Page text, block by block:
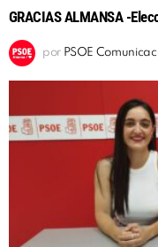
GRACIAS ALMANSA -
por PSOE